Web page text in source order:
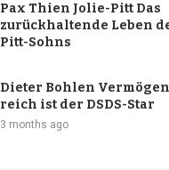
Pax Thien Jolie-Pitt Das
zurückhaltende Leben
Pitt-Sohns
Dieter Bohlen Vermögen
reich ist der DSDS-Star
3 months ago